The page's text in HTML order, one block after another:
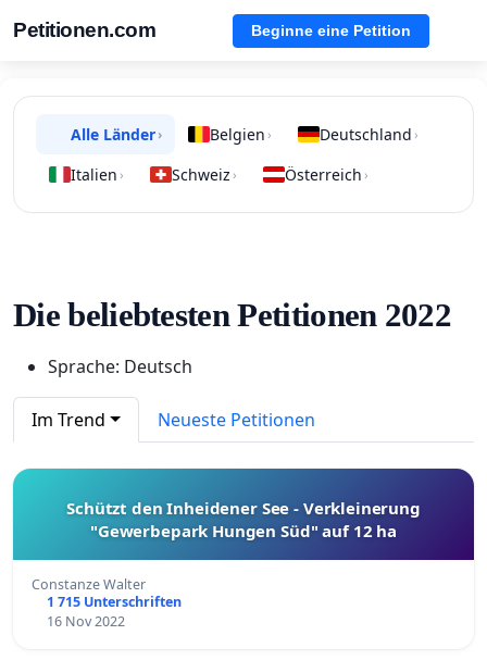
Petitionen.com Beginne eine Petition
Alle Länder› Belgien › Deutschland ›
Italien › Schweiz › Österreich ›
Die beliebtesten Petitionen 2022
Sprache: Deutsch
Im Trend Neueste Petitionen
Schützt den Inheidener See - Verkleinerung
"Gewerbepark Hungen Süd" auf 12 ha
Constanze Walter
1 715 Unterschriften
16 Nov 2022